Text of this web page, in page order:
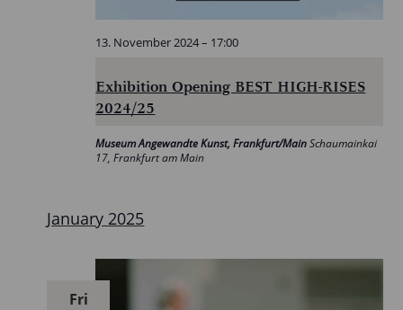
Exhibition Opening BEST HIGH-RISES
2024/25
13. November 2024 – 17:00
Museum Angewandte Kunst, Frankfurt/MainSchaumainkai
17, Frankfurt am Main
January 2025
Fri